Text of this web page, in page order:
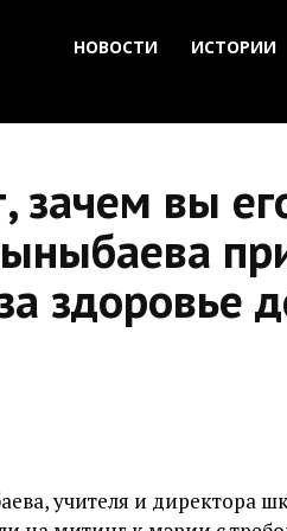
НОВОСТИ ИСТОРИИ
зачем вы
здоровье
учителя и директора